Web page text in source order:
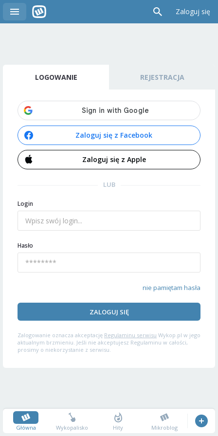
Zaloguj się
LOGOWANIE REJESTRACJA
Zaloguj się z Facebook
Zaloguj się z Apple
LUB
Login
Hasło
nie pamiętam hasła
ZALOGUJ SIĘ
Zalogowanie oznacza akceptację Regulaminu serwisu Wykop.pl w jego
aktualnym brzmieniu. Jeśli nie akceptujesz Regulaminu w całości,
prosimy o niekorzystanie z serwisu.
Główna Wykopalisko Hity Mikroblog